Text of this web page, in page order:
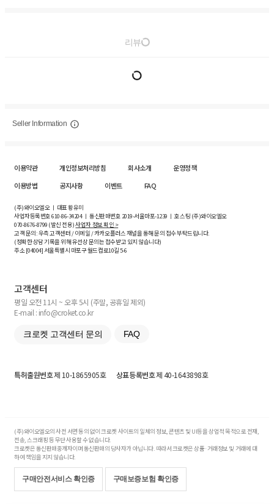
리뷰
Seller Information
이용약관 개인정보처리방침 회사소개
운영정책
이용방법
공지사항 이벤트 FAQ
(주)와이오엘오 ㅣ 대표 황유미
사업자등록번호610-86-34204ㅣ 통신판매번호 2019-서울마포-1239 ㅣ 호스팅 (주)와이오엘오
070-8676-8799 (발신 전용)사업자 정보 확인 >
고객 문의: 우측 고객센터 / 이메일 / 카카오플러스 채널을 통해 문의 접수 부탁드립니다.
(정확한 상담 기록을 위해 유선상 문의는 접수받고 있지 않습니다)
주소 [04004] 서울특별시 마포구 월드컵로10길5-6
고객센터
평일 오전 11시 ~ 오후 5시 (주말, 공휴일 제외)
E-mail : info@croket.co.kr
크로켓 고객센터 문의 FAQ
특허출원번호제 10-1865905호 상표등록번호제 40-1643898호
(주)와이오엘오의 사전 서면 동의 없이 크로켓 사이트의 일체의 정보, 콘텐츠 및 UI등을 상업적 목적으로 전재,
전송, 스크래핑 등 무단 사용할 수 없습니다.
크로켓은 통신판매중개자이며 통신판매의 당사자가 아닙니다. 따라서 크로켓은 상품·거래정보 및 거래에 대
하여 책임을 지지 않습니다.
구매안전서비스 확인증 구매보증보험 확인증